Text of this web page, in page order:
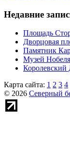
Недавние
Площадь
Дворцовая
Памятник
Музей Нобеля
Королевский
Карта сайта: 1 2 3 4
© 2026 Северный